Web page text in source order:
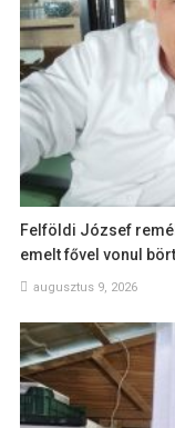
Felföldi József
emelt fővel vonul
augusztus 9, 2026